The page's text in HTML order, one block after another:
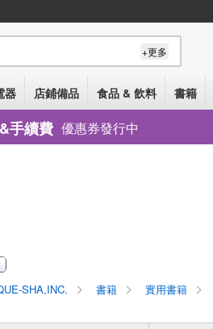
+更多
器 店鋪備品 食品 & 飲料 書籍
手續費 優惠券發行中
SHA,INC. 書籍 實用書籍